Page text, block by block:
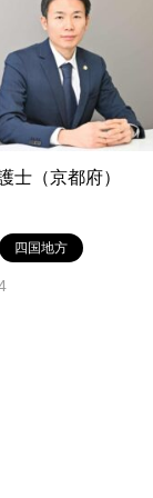
士（京都府）
四国地方